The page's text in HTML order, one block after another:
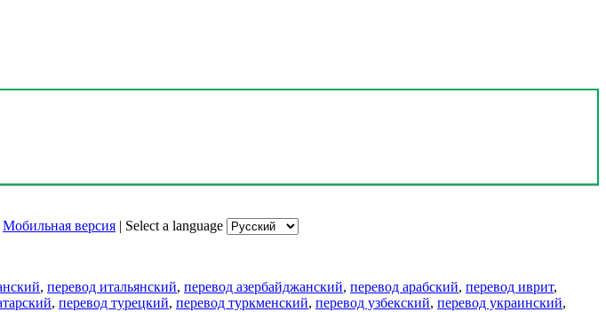
Мобильная версия | Select a language
, перевод итальянский, перевод азербайджанский, перевод арабский, перевод иврит,
, перевод турецкий, перевод туркменский, перевод узбекский, перевод украинский,